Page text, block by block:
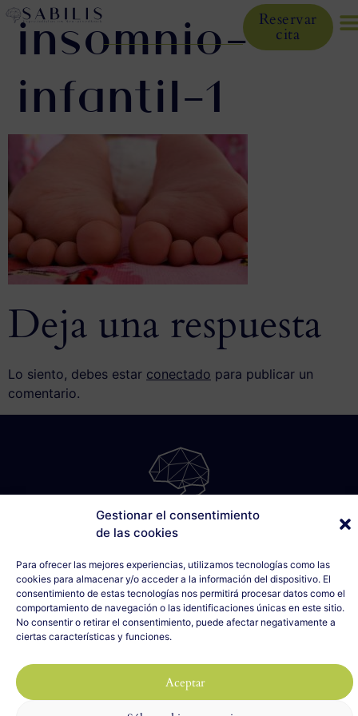
Gestionar el consentimiento
de las cookies
Para ofrecer las mejores experiencias, utilizamos tecnologías como las
cookies para almacenar y/o acceder a la información del dispositivo. El
consentimiento de estas tecnologías nos permitirá procesar datos como el
comportamiento de navegación o las identificaciones únicas en este sitio.
No consentir o retirar el consentimiento, puede afectar negativamente a
ciertas características y funciones.
Aceptar
Reservar
cita
insomnio-
infantil-1
Deja una respuesta
Lo siento, debes estar conectado para publicar un
comentario.
SÁBILIS
33007 Oviedo, Asturias
635 990 154
info@sabilis.com
Aviso Legal y Política de Privacidad
Política de Cookies
2023 SÁBILIS - Todos los derechos reservados
Diseño web realizado porILUMINA TU WEBcon 🤍